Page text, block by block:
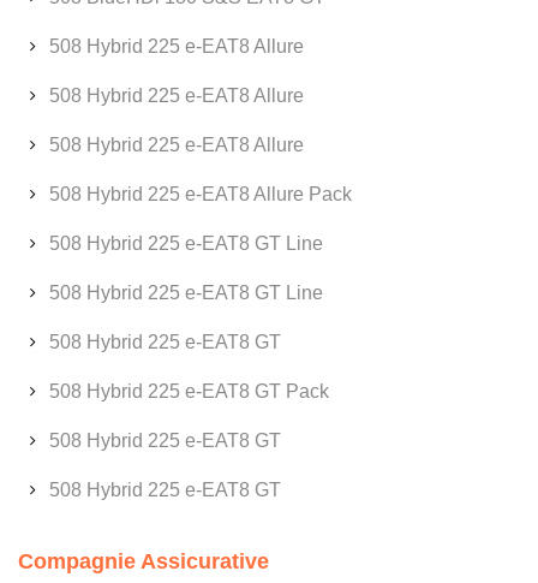
508 Hybrid 225 e-EAT8 Allure
508 Hybrid 225 e-EAT8 Allure
508 Hybrid 225 e-EAT8 Allure
508 Hybrid 225 e-EAT8 Allure Pack
508 Hybrid 225 e-EAT8 GT Line
508 Hybrid 225 e-EAT8 GT Line
508 Hybrid 225 e-EAT8 GT
508 Hybrid 225 e-EAT8 GT Pack
508 Hybrid 225 e-EAT8 GT
508 Hybrid 225 e-EAT8 GT
Compagnie Assicurative